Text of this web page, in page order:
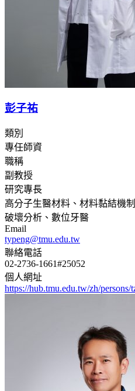
彭子祐
類別
專任師資
職稱
副教授
研究專長
高分子生醫材料、材料黏結機
破壞分析、數位牙醫
Email
typeng@tmu.edu.tw
聯絡電話
02-2736-1661#25052
個人網址
https://hub.tmu.edu.tw/zh/persons/